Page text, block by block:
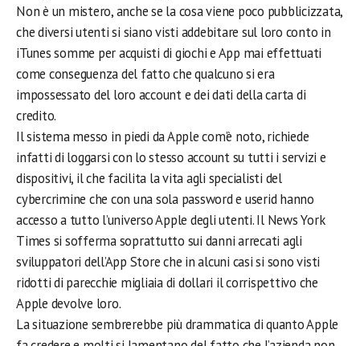
Non è un mistero, anche se la cosa viene poco pubblicizzata,
che diversi utenti si siano visti addebitare sul loro conto in
iTunes somme per acquisti di giochi e App mai effettuati
come conseguenza del fatto che qualcuno si era
impossessato del loro account e dei dati della carta di
credito.
Il sistema messo in piedi da Apple com’è noto, richiede
infatti di loggarsi con lo stesso account su tutti i servizi e
dispositivi, il che facilita la vita agli specialisti del
cybercrimine che con una sola password e userid hanno
accesso a tutto l’universo Apple degli utenti. Il News York
Times si sofferma soprattutto sui danni arrecati agli
sviluppatori dell’App Store che in alcuni casi si sono visti
ridotti di parecchie migliaia di dollari il corrispettivo che
Apple devolve loro.
La situazione sembrerebbe più drammatica di quanto Apple